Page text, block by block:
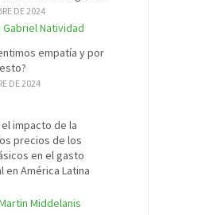
DE 2024
Natividad
empatía y por
DE 2024
impacto de la
precios de los
en el gasto
en América Latina
Middelanis